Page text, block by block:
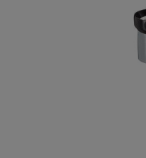
Bildergalerie